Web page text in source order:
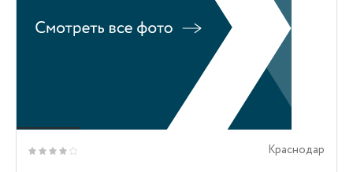
Краснодар